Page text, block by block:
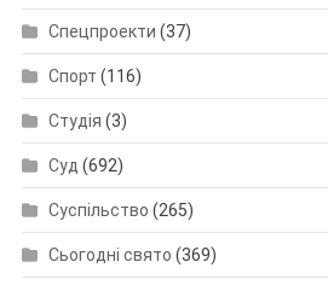
Спецпроекти (37)
Спорт (116)
Студія (3)
Суд (692)
Суспільство (265)
Сьогодні свято (369)